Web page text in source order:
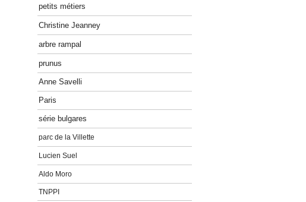
petits métiers
Christine Jeanney
arbre rampal
prunus
Anne Savelli
Paris
série bulgares
parc de la Villette
Lucien Suel
Aldo Moro
TNPPI